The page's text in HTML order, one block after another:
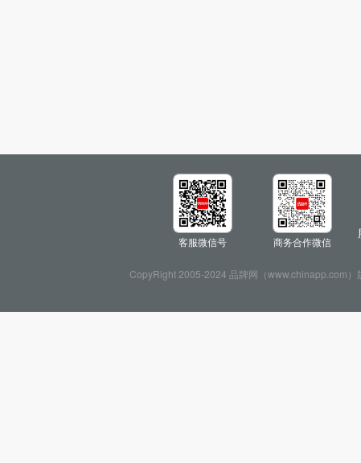
客服微信号 商务合作微信
CopyRight 2005-2024 品牌网（www.chinapp.com